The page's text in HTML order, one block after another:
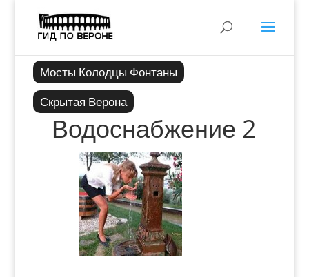
Мосты Колодцы Фонтаны
Скрытая Верона
Водоснабжение 2